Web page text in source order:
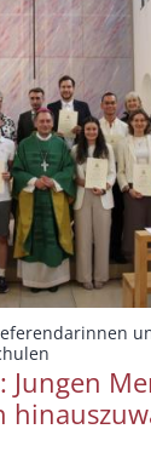
Jungen